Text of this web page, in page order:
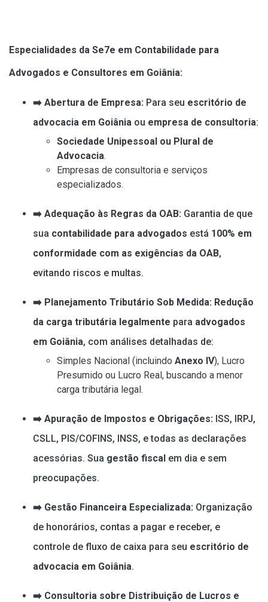
Especialidades da Se7e em Contabilidade para
Advogados e Consultores em Goiânia:
➡️ Abertura de Empresa: Para seu escritório de
advocacia em Goiânia ou empresa de consultoria:
Sociedade Unipessoal ou Plural de
Advocacia.
Empresas de consultoria e serviços
especializados.
➡️ Adequação às Regras da OAB: Garantia de que
sua contabilidade para advogados está 100% em
conformidade com as exigências da OAB,
evitando riscos e multas.
➡️ Planejamento Tributário Sob Medida: Redução
da carga tributária legalmente para advogados
em Goiânia, com análises detalhadas de:
Simples Nacional (incluindo Anexo IV), Lucro
Presumido ou Lucro Real, buscando a menor
carga tributária legal.
➡️ Apuração de Impostos e Obrigações: ISS, IRPJ,
CSLL, PIS/COFINS, INSS, e todas as declarações
acessórias. Sua gestão fiscal em dia e sem
preocupações.
➡️ Gestão Financeira Especializada: Organização
de honorários, contas a pagar e receber, e
controle de fluxo de caixa para seu escritório de
advocacia em Goiânia.
➡️ Consultoria sobre Distribuição de Lucros e